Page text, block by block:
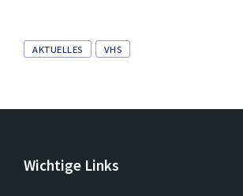
Tags
AKTUELLES VHS
Wichtige Links